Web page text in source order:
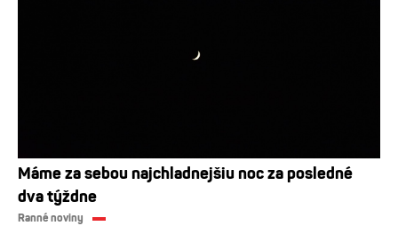
Máme za sebou najchladnejšiu noc za posledné
dva týždne
Ranné noviny